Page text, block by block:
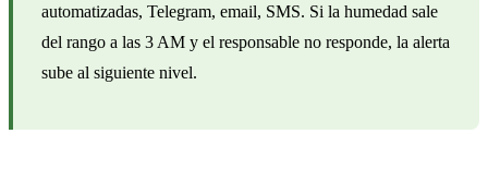
automatizadas, Telegram, email, SMS. Si la humedad sale
del rango a las 3 AM y el responsable no responde, la alerta
sube al siguiente nivel.